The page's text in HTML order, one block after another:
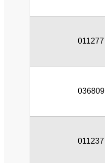
011277
036809
011237